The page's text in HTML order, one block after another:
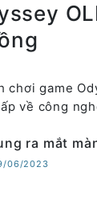
game
về công
ra mắt
06/2023